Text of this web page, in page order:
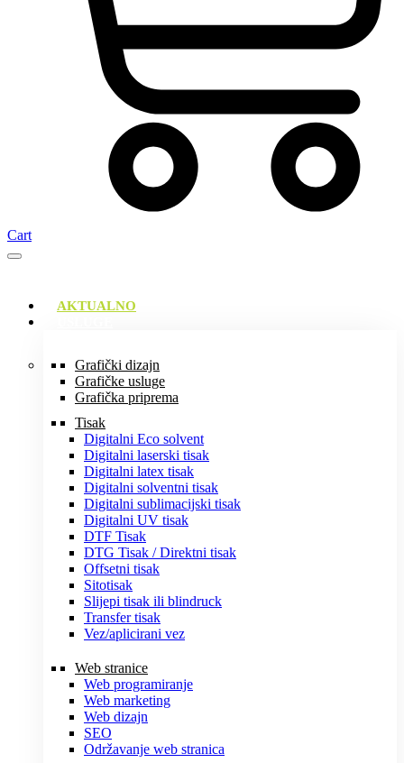
Cart
AKTUALNO
Grafički dizajn
Grafičke usluge
Grafička priprema
Tisak
Digitalni Eco solvent
Digitalni laserski tisak
Digitalni latex tisak
Digitalni solventni tisak
Digitalni sublimacijski tisak
Digitalni UV tisak
DTF Tisak
DTG Tisak / Direktni tisak
Offsetni tisak
Sitotisak
Slijepi tisak ili blindruck
Transfer tisak
Vez/aplicirani vez
Web stranice
Web programiranje
Web marketing
Web dizajn
SEO
Održavanje web stranica